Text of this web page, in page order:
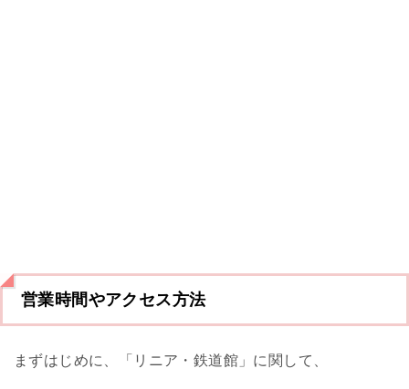
営業時間やアクセス方法
まずはじめに、「リニア・鉄道館」に関して、